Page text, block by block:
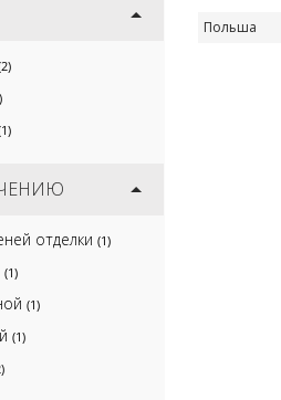
отделки (1)
(1)
(1)
(1)
Польша